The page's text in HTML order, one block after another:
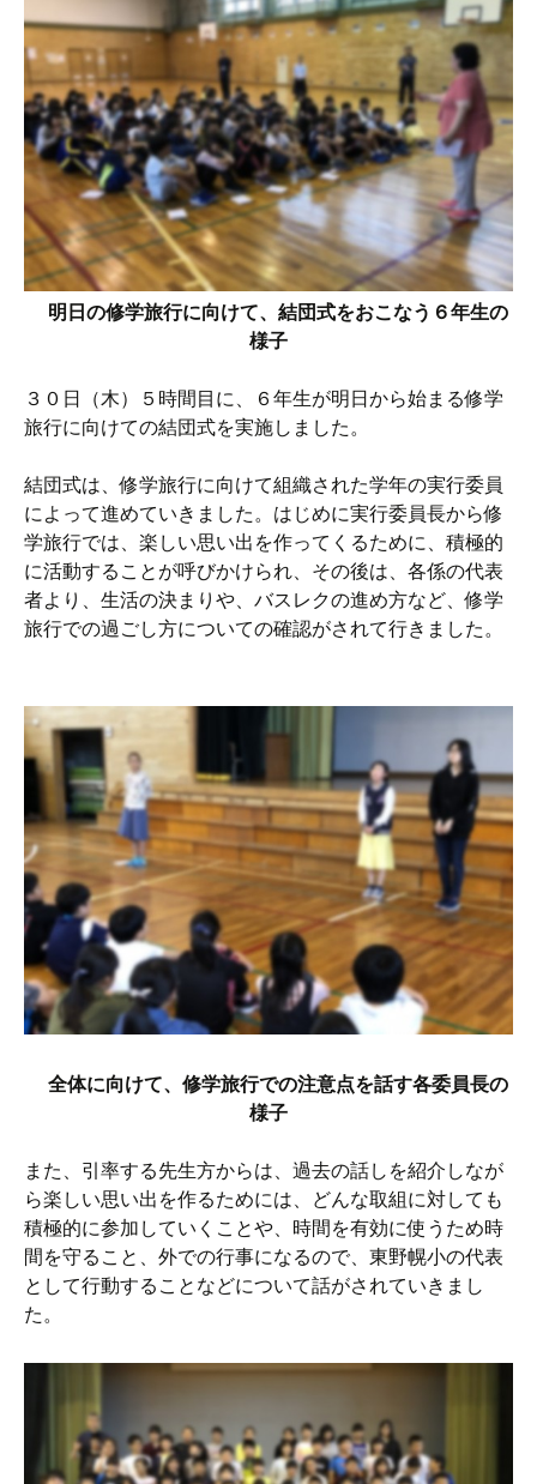
明日の修学旅行に向けて、結団式をおこなう６年生の
様子
３０日（木）５時間目に、６年生が明日から始まる修学
旅行に向けての結団式を実施しました。
結団式は、修学旅行に向けて組織された学年の実行委員
によって進めていきました。はじめに実行委員長から修
学旅行では、楽しい思い出を作ってくるために、積極的
に活動することが呼びかけられ、その後は、各係の代表
者より、生活の決まりや、バスレクの進め方など、修学
旅行での過ごし方についての確認がされて行きました。
全体に向けて、修学旅行での注意点を話す各委員長の
様子
また、引率する先生方からは、過去の話しを紹介しなが
ら楽しい思い出を作るためには、どんな取組に対しても
積極的に参加していくことや、時間を有効に使うため時
間を守ること、外での行事になるので、東野幌小の代表
として行動することなどについて話がされていきまし
た。